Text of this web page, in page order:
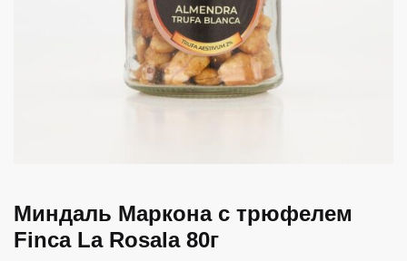
Миндаль Маркона с трюфелем
Finca La Rosala 80г